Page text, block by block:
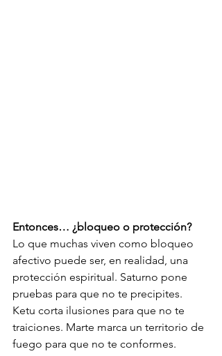
Entonces… ¿bloqueo o protección?
Lo que muchas viven como bloqueo
afectivo puede ser, en realidad, una
protección espiritual. Saturno pone
pruebas para que no te precipites.
Ketu corta ilusiones para que no te
traiciones. Marte marca un territorio de
fuego para que no te conformes.